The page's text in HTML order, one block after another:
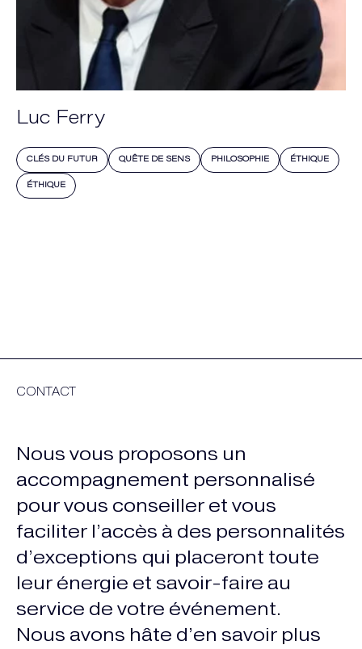
Luc Ferry
CLÉS DU FUTUR QUÊTE DE SENS PHILOSOPHIE ÉTHIQUE
ÉTHIQUE
CONTACT
Nous vous proposons un
accompagnement personnalisé
pour vous conseiller et vous
faciliter l’accès à des personnalités
d’exceptions qui placeront toute
leur énergie et savoir-faire au
service de votre événement.
Nous avons hâte d’en savoir plus